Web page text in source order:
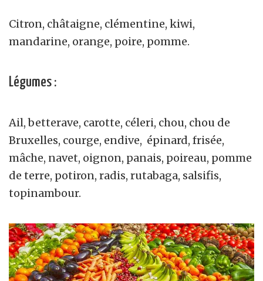
Citron, châtaigne, clémentine, kiwi,
mandarine, orange, poire, pomme.
Légumes :
Ail, betterave, carotte, céleri, chou, chou de
Bruxelles, courge, endive, épinard, frisée,
mâche, navet, oignon, panais, poireau, pomme
de terre, potiron, radis, rutabaga, salsifis,
topinambour.